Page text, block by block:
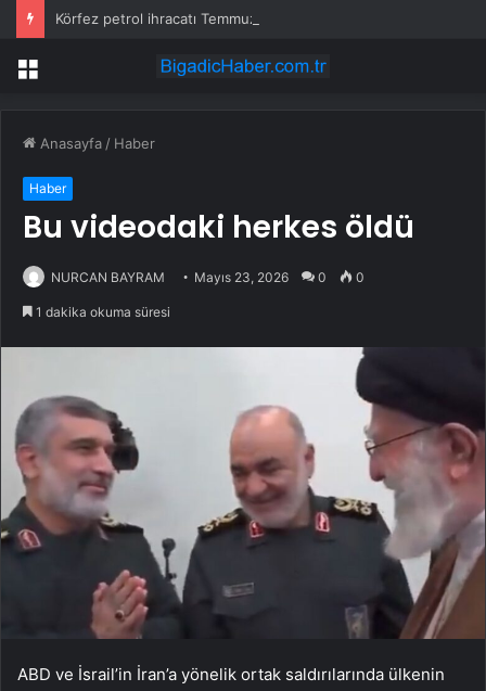
Menü
Anasayfa / Haber
Haber
Bu videodaki herkes öldü
NURCAN BAYRAM Mayıs 23, 2026 0 0
1 dakika okuma süresi
ABD ve İsrail’in İran’a yönelik ortak saldırılarında ülkenin